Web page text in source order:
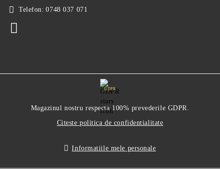
Telefon: 0748 037 071
GDPR
Magazinul nostru respecta 100% prevederile GDPR.
Citeste politica de confidentialitate
Informatiile mele personale